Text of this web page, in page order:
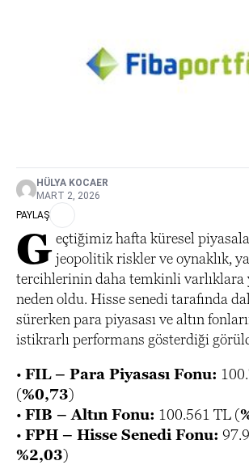
HÜLYA KOCAER
MART 2, 2026
PAYLAŞ
G eçtiğimiz hafta küresel
jeopolitik riskler ve oynaklık,
tercihlerinin daha temkinli varlıklara
neden oldu. Hisse senedi tarafında
sürerken para piyasası ve altın
istikrarlı performans gösterdiği
• FIL – Para Piyasası Fonu:
(%0,73)
• FIB – Altın Fonu: 100.561 TL (
• FPH – Hisse Senedi Fonu:
%2,03)